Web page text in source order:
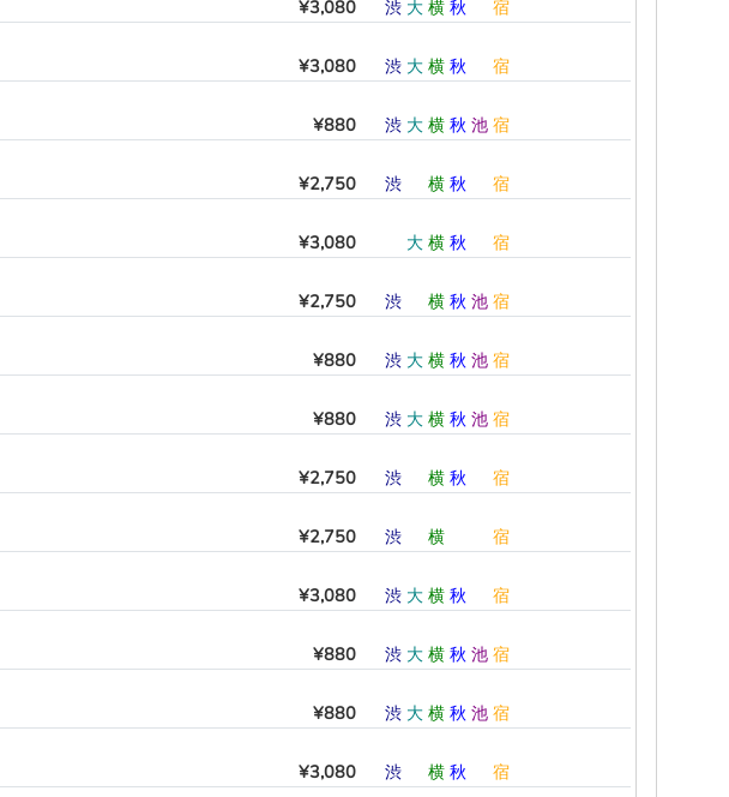
¥3,080 渋 大 横 秋 宿
¥3,080 渋 大 横 秋 宿
¥880 渋 大 横 秋 池 宿
¥2,750 渋 横 秋 宿
¥3,080 大 横 秋 宿
¥2,750 渋 横 秋 池 宿
¥880 渋 大 横 秋 池 宿
¥880 渋 大 横 秋 池 宿
¥2,750 渋 横 秋 宿
¥2,750 渋 横 宿
¥3,080 渋 大 横 秋 宿
¥880 渋 大 横 秋 池 宿
¥880 渋 大 横 秋 池 宿
¥3,080 渋 横 秋 宿